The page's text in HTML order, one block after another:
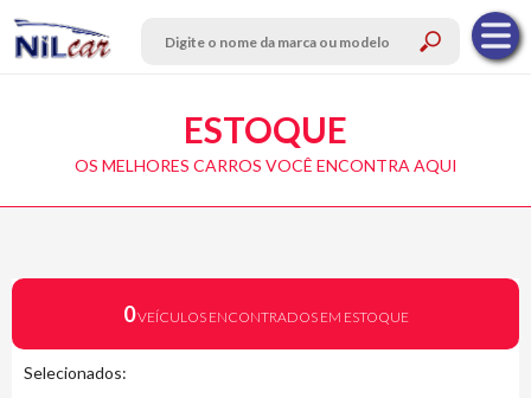
ESTOQUE
OS MELHORES CARROS VOCÊ ENCONTRA AQUI
0VEÍCULOS ENCONTRADOS EM ESTOQUE
Selecionados: